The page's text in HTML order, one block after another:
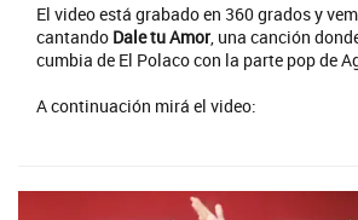
El video está grabado en 360 grados y
cantando Dale tu Amor, una canción
cumbia de El Polaco con la parte pop de
A continuación mirá el video: